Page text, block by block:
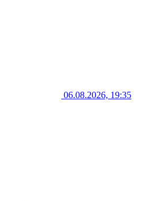
06.08.2026, 19:35